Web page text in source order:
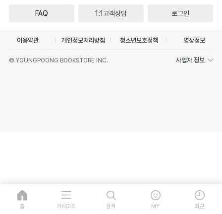
FAQ 1:1고객상담 로그인
이용약관 개인정보처리방침 청소년보호정책 영상정보
© YOUNGPOONG BOOKSTORE INC. 사업자 정보
홈 카테고리 검색 MY 최근